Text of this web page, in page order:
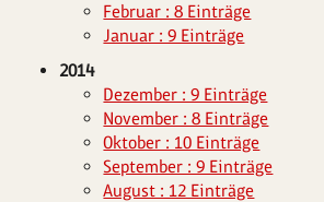
Februar : 8 Einträge
Januar : 9 Einträge
2014
Dezember : 9 Einträge
November : 8 Einträge
Oktober : 10 Einträge
September : 9 Einträge
August : 12 Einträge